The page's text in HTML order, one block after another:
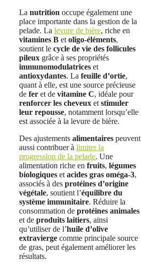
La nutrition occupe également une
place importante dans la gestion de la
pelade. La levure de bière, riche en
vitamines B et oligo-éléments,
soutient le cycle de vie des follicules
pileux grâce à ses propriétés
immunomodulatrices et
antioxydantes. La feuille d’ortie,
quant à elle, est une source précieuse
de fer et de vitamine C, idéale pour
renforcer les cheveux et stimuler
leur repousse, notamment lorsqu’elle
est associée à la levure de bière.
Des ajustements alimentaires peuvent
aussi contribuer à limiter la
progression de la pelade. Une
alimentation riche en fruits, légumes
biologiques et acides gras oméga-3,
associés à des protéines d’origine
végétale, soutient l’équilibre du
système immunitaire. Réduire la
consommation de protéines animales
et de produits laitiers, ainsi
qu’utiliser de l’huile d’olive
extravierge comme principale source
de gras, peut également améliorer les
résultats.